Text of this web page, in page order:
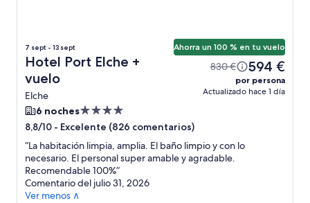
7 sept - 13 sept
Hotel Port Elche +
vuelo
Elche
Ahorra un 100 % en tu vuelo
830 € 594 €
por persona
Actualizado hace 1 día
6 nochesAlojamiento
de
4.0 estrellas
8,8/10 - Excelente (826 comentarios)
“La habitación limpia, amplia. El baño limpio y con lo
necesario. El personal super amable y agradable.
Recomendable 100%”
Comentario del julio 31, 2026
Ver menos ∧